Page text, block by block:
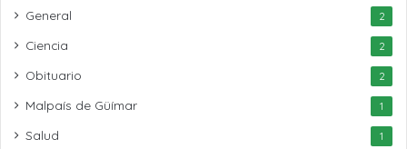
General 2
Ciencia 2
Obituario 2
Malpaís de Güímar 1
Salud 1